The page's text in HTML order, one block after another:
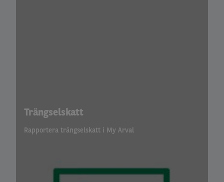
Trängselskatt
Rapportera trängselskatt i My Arval